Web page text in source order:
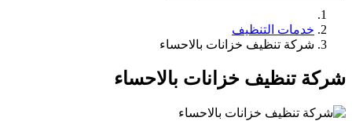
خدمات التنظيف
شركة تنظيف خزانات بالاحساء
شركة تنظيف خزانات بالاحساء